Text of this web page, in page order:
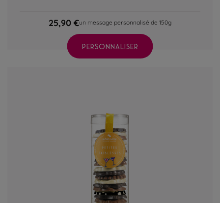
25,90 €un message personnalisé de 150g
PERSONNALISER